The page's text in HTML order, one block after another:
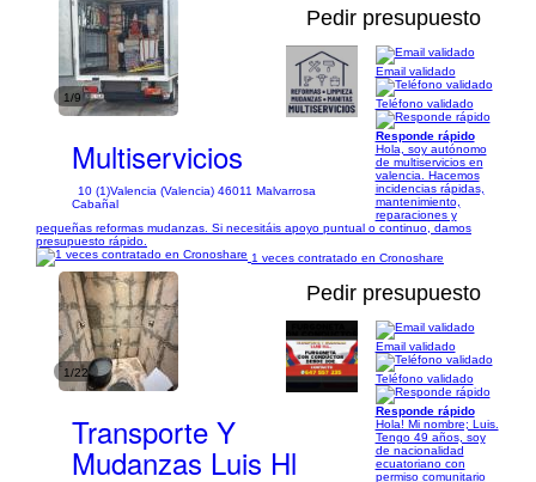
1/9
Pedir presupuesto
Multiservicios
10 (1)Valencia (Valencia) 46011 Malvarrosa
Cabañal
Email validado
Teléfono validado
Responde rápido
Hola, soy autónomo
de multiservicios en
valencia. Hacemos
incidencias rápidas,
mantenimiento,
reparaciones y
pequeñas reformas mudanzas. Si necesitáis apoyo puntual o continuo, damos
presupuesto rápido.
1 veces contratado en Cronoshare
1/22
Pedir presupuesto
Transporte Y
Mudanzas Luis Hl
Email validado
Teléfono validado
Responde rápido
Hola! Mi nombre; Luis.
Tengo 49 años, soy
de nacionalidad
ecuatoriano con
permiso comunitario